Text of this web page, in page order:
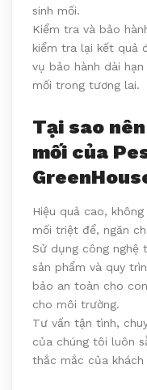
sinh mối.
Kiểm tra và bảo
kiểm tra lại kết quả
vụ bảo hành dài
mối trong tương lai.
Tại sao
mối của
Hiệu quả cao,
mối triệt để, ngăn
Sử dụng công nghệ
sản phẩm và quy
bảo an toàn cho
cho môi trường.
Tư vấn tận tình,
của chúng tôi luôn
thắc mắc của khách